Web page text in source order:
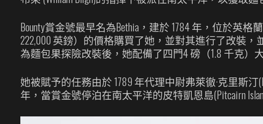
Bounty賞金號最早名為Bethia，建於 1784 年，位於英格
222,000 英鎊）的價格購買了她，並對其進行了改裝
為麵包果探險改裝後，她配備了四門4 磅（1.8 千克）
她被賦予的任務由於 1789 年代理中尉弗萊徹·克里斯
年，當賞金號停泊在南太平洋的皮特凱恩島(Pitcairn